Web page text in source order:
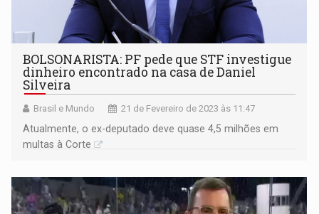
BOLSONARISTA: PF pede que STF investigue
dinheiro encontrado na casa de Daniel
Silveira
Brasil e Mundo 21 de Fevereiro de 2023 às 11:47
Atualmente, o ex-deputado deve quase 4,5 milhões em
multas à Corte